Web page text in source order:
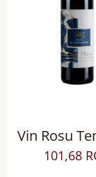
Vin Rosu
Colonne
101,68